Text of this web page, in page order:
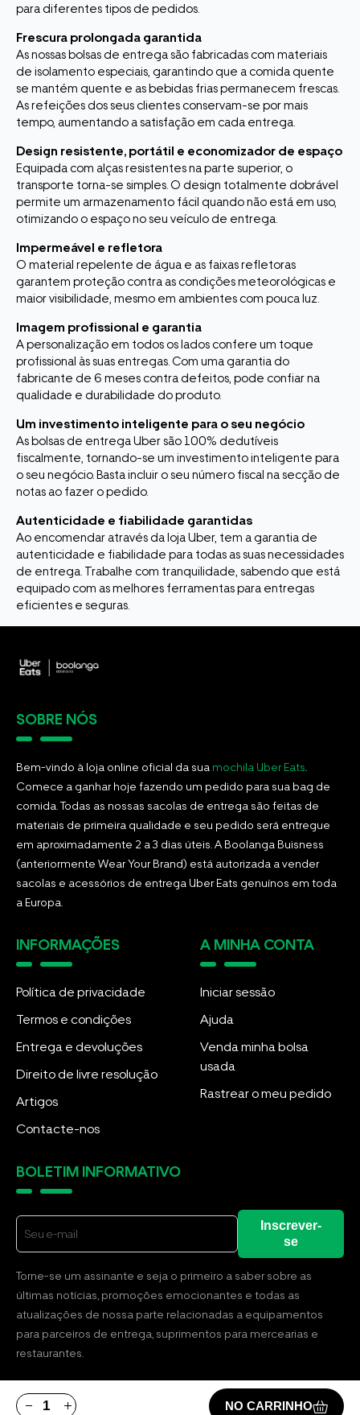
para diferentes tipos de pedidos.
Frescura prolongada garantida
As nossas bolsas de entrega são fabricadas com materiais
de isolamento especiais, garantindo que a comida quente
se mantém quente e as bebidas frias permanecem frescas.
As refeições dos seus clientes conservam-se por mais
tempo, aumentando a satisfação em cada entrega.
Design resistente, portátil e economizador de espaço
Equipada com alças resistentes na parte superior, o
transporte torna-se simples. O design totalmente dobrável
permite um armazenamento fácil quando não está em uso,
otimizando o espaço no seu veículo de entrega.
Impermeável e refletora
O material repelente de água e as faixas refletoras
garantem proteção contra as condições meteorológicas e
maior visibilidade, mesmo em ambientes com pouca luz.
Imagem profissional e garantia
A personalização em todos os lados confere um toque
profissional às suas entregas. Com uma garantia do
fabricante de 6 meses contra defeitos, pode confiar na
qualidade e durabilidade do produto.
Um investimento inteligente para o seu negócio
As bolsas de entrega Uber são 100% dedutíveis
fiscalmente, tornando-se um investimento inteligente para
o seu negócio. Basta incluir o seu número fiscal na secção de
notas ao fazer o pedido.
Autenticidade e fiabilidade garantidas
Ao encomendar através da loja Uber, tem a garantia de
autenticidade e fiabilidade para todas as suas necessidades
de entrega. Trabalhe com tranquilidade, sabendo que está
equipado com as melhores ferramentas para entregas
eficientes e seguras.
SOBRE NÓS
Bem-vindo à loja online oficial da sua mochila Uber Eats
Comece a ganhar hoje fazendo um pedido para sua bag de
comida. Todas as nossas sacolas de entrega são feitas de
materiais de primeira qualidade e seu pedido será entregue
em aproximadamente 2 a 3 dias úteis. A Boolanga Buisness
(anteriormente Wear Your Brand) está autorizada a vender
sacolas e acessórios de entrega Uber Eats genuínos em toda
a Europa.
INFORMAÇÕES
Política de privacidade
Termos e condições
Entrega e devoluções
Direito de livre resolução
Artigos
Contacte-nos
A MINHA CONTA
Iniciar sessão
Ajuda
Venda minha bolsa
usada
Rastrear o meu pedido
BOLETIM INFORMATIVO
Inscrever-
se
Torne-se um assinante e seja o primeiro a saber sobre as
últimas notícias, promoções emocionantes e todas as
atualizações de nossa parte relacionadas a equipamentos
para parceiros de entrega, suprimentos para mercearias e
restaurantes.
NO CARRINHO